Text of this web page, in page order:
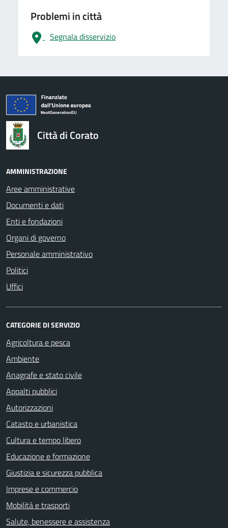
Problemi in città
Segnala disservizio
logo Unione Europea
Città di Corato
AMMINISTRAZIONE
Aree amministrative
Documenti e dati
Enti e fondazioni
Organi di governo
Personale amministrativo
Politici
Uffici
CATEGORIE DI SERVIZIO
Agricoltura e pesca
Ambiente
Anagrafe e stato civile
Appalti pubblici
Autorizzazioni
Catasto e urbanistica
Cultura e tempo libero
Educazione e formazione
Giustizia e sicurezza pubblica
Imprese e commercio
Mobilità e trasporti
Salute, benessere e assistenza